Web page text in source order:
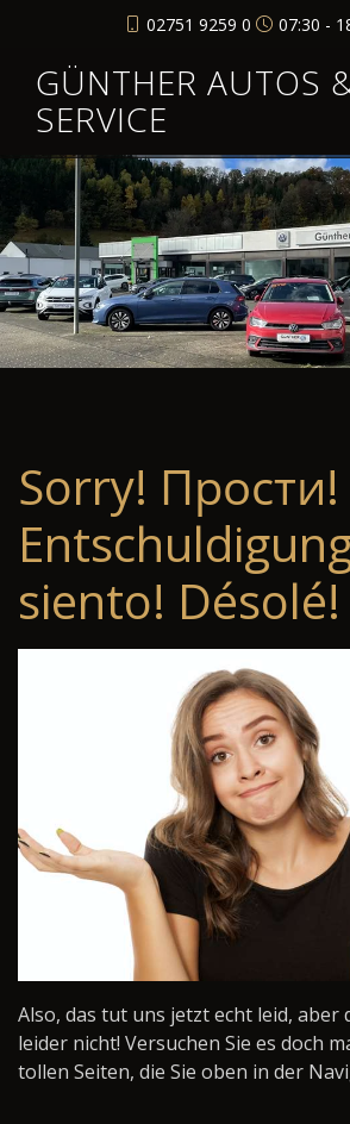
02751 9259 0 07:30 -
GÜNTHER AUTOS
SERVICE
Sorry! Прости!
siento! Désolé!
Also, das tut uns jetzt echt leid, aber
leider nicht! Versuchen Sie es doch
tollen Seiten, die Sie oben in der